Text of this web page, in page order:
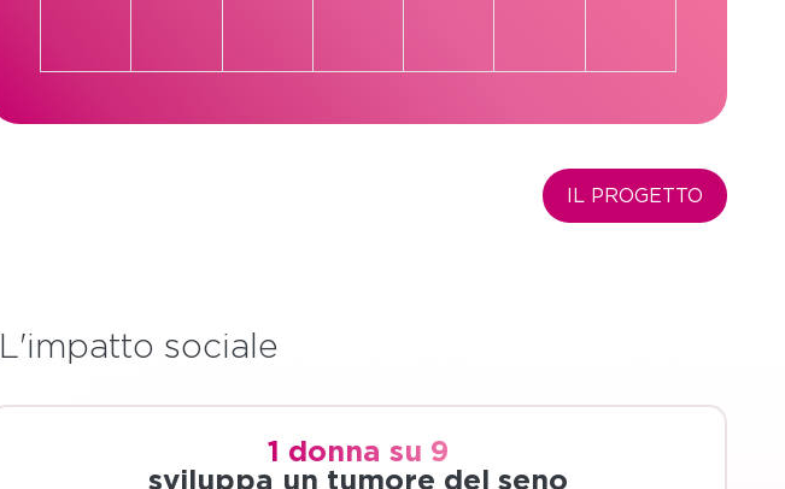
IL PROGETTO
L'impatto sociale
1 donna su 9
sviluppa un tumore del seno